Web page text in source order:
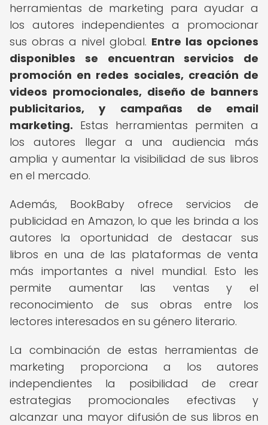
herramientas de marketing para ayudar a
los autores independientes a promocionar
sus obras a nivel global. Entre las opciones
disponibles se encuentran servicios de
promoción en redes sociales, creación de
videos promocionales, diseño de banners
publicitarios, y campañas de email
marketing. Estas herramientas permiten a
los autores llegar a una audiencia más
amplia y aumentar la visibilidad de sus libros
en el mercado.
Además, BookBaby ofrece servicios de
publicidad en Amazon, lo que les brinda a los
autores la oportunidad de destacar sus
libros en una de las plataformas de venta
más importantes a nivel mundial. Esto les
permite aumentar las ventas y el
reconocimiento de sus obras entre los
lectores interesados en su género literario.
La combinación de estas herramientas de
marketing proporciona a los autores
independientes la posibilidad de crear
estrategias promocionales efectivas y
alcanzar una mayor difusión de sus libros en